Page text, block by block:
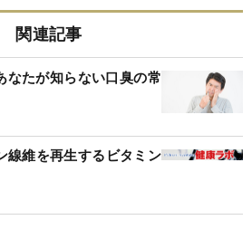
関連記事
なたが知らない口臭の常
線維を再生するビタミン